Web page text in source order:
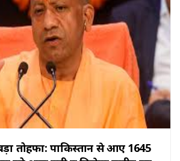
तोहफा: पाकिस्तान से आए 1645